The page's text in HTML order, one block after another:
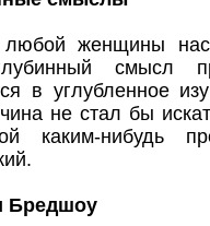
женщины
смысл
в углубленное
не стал бы
каким-нибудь
Бредшоу